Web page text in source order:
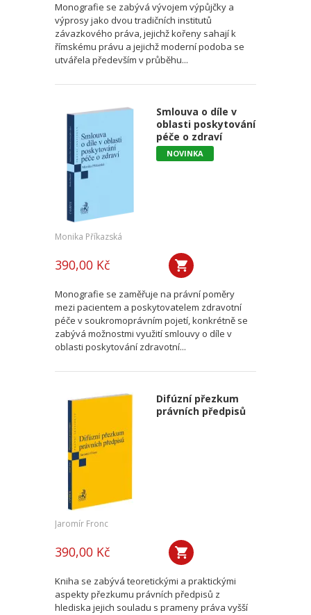
Monografie se zabývá vývojem výpůjčky a
výprosy jako dvou tradičních institutů
závazkového práva, jejichž kořeny sahají k
římskému právu a jejichž moderní podoba se
utvářela především v průběhu...
Smlouva o díle v
oblasti poskytování
péče o zdraví
NOVINKA
Monika Příkazská
390,00 Kč
Monografie se zaměřuje na právní poměry
mezi pacientem a poskytovatelem zdravotní
péče v soukromoprávním pojetí, konkrétně se
zabývá možnostmi využití smlouvy o díle v
oblasti poskytování zdravotní...
Difúzní přezkum
právních předpisů
Jaromír Fronc
390,00 Kč
Kniha se zabývá teoretickými a praktickými
aspekty přezkumu právních předpisů z
hlediska jejich souladu s prameny práva vyšší